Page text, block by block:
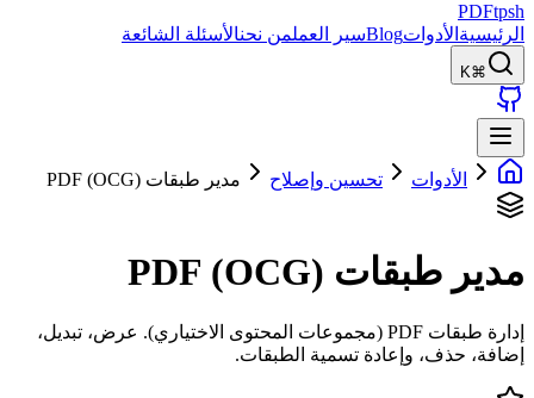
PDFtpsh
الرئيسية الأدواتBlogسير العملمن نحنالأسئلة الشائعة
⌘K
الأدوات تحسين وإصلاح مدير طبقات PDF (OCG)
مدير طبقات PDF (OCG)
إدارة طبقات PDF (مجموعات المحتوى الاختياري). عرض، تبديل،
إضافة، حذف، وإعادة تسمية الطبقات.